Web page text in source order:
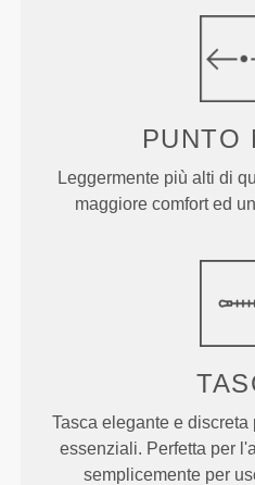
PUNTO
Leggermente più alti di
maggiore comfort ed
Tasca elegante e discreta
essenziali. Perfetta per
semplicemente per